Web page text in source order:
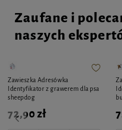
Zaufane i
naszych
Zawieszka Adresówka
Identyfikator z grawerem dla psa
sheepdog
72,90 zł